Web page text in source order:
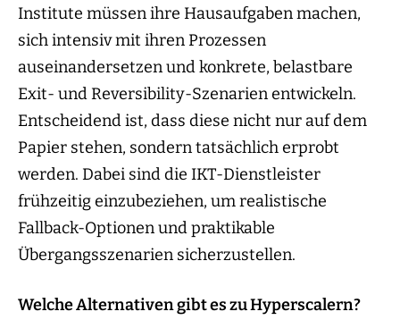
Institute müssen ihre Hausaufgaben machen,
sich intensiv mit ihren Prozessen
auseinandersetzen und konkrete, belastbare
Exit- und Reversibility-Szenarien entwickeln.
Entscheidend ist, dass diese nicht nur auf dem
Papier stehen, sondern tatsächlich erprobt
werden. Dabei sind die IKT-Dienstleister
frühzeitig einzubeziehen, um realistische
Fallback-Optionen und praktikable
Übergangsszenarien sicherzustellen.
Welche Alternativen gibt es zu Hyperscalern?